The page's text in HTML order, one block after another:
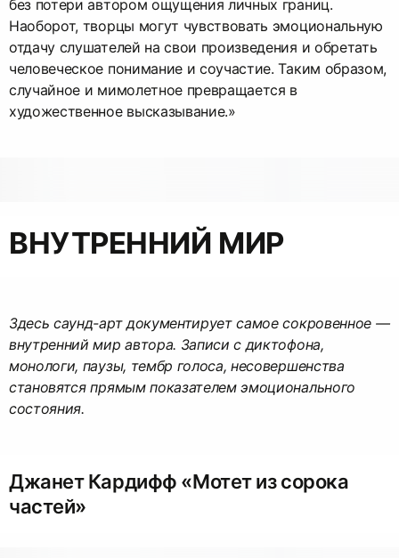
без потери автором ощущения личных границ.
Наоборот, творцы могут чувствовать эмоциональную
отдачу слушателей на свои произведения и обретать
человеческое понимание и соучастие. Таким образом,
случайное и мимолетное превращается в
художественное высказывание.»
ВНУТРЕННИЙ МИР
Здесь саунд-арт документирует самое сокровенное —
внутренний мир автора. Записи с диктофона,
монологи, паузы, тембр голоса, несовершенства
становятся прямым показателем эмоционального
состояния.
Джанет Кардифф «Мотет из сорока
частей»